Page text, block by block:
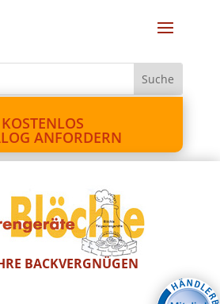
KOSTENLOS
ANFORDERN
BACKVERGNÜGEN